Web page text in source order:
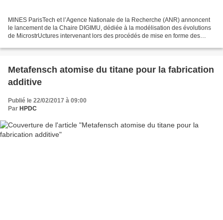
MINES ParisTech et l’Agence Nationale de la Recherche (ANR) annoncent
le lancement de la Chaire DIGIMU, dédiée à la modélisation des évolutions
de MicrostrUctures intervenant lors des procédés de mise en forme des
Metafensch atomise du titane pour la fabrication
additive
Publié le 22/02/2017 à 09:00
Par HPDC